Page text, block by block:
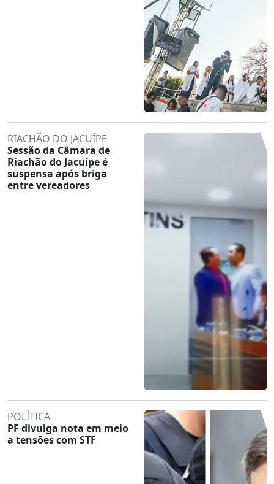
RIACHÃO DO JACUÍPE
Sessão da Câmara de
Riachão do Jacuípe é
suspensa após briga
entre vereadores
POLÍTICA
PF divulga nota em meio
a tensões com STF